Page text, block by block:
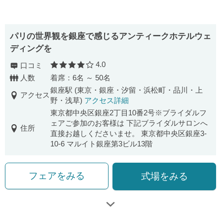
パリの世界観を銀座で感じるアンティークホテルウェ
ディングを
口コミ 口コミ評価
4.0
人数
着席：6名 ～ 50名
アクセス
銀座駅 (東京・銀座・汐留・浜松町・品川・上
野・浅草) アクセス詳細
住所
東京都中央区銀座2丁目10番2号※ブライダルフ
ェアご参加のお客様は 下記ブライダルサロンへ
直接お越しくださいませ。 東京都中央区銀座3-
10-6 マルイト銀座第3ビル13階
フェアをみる 式場をみる